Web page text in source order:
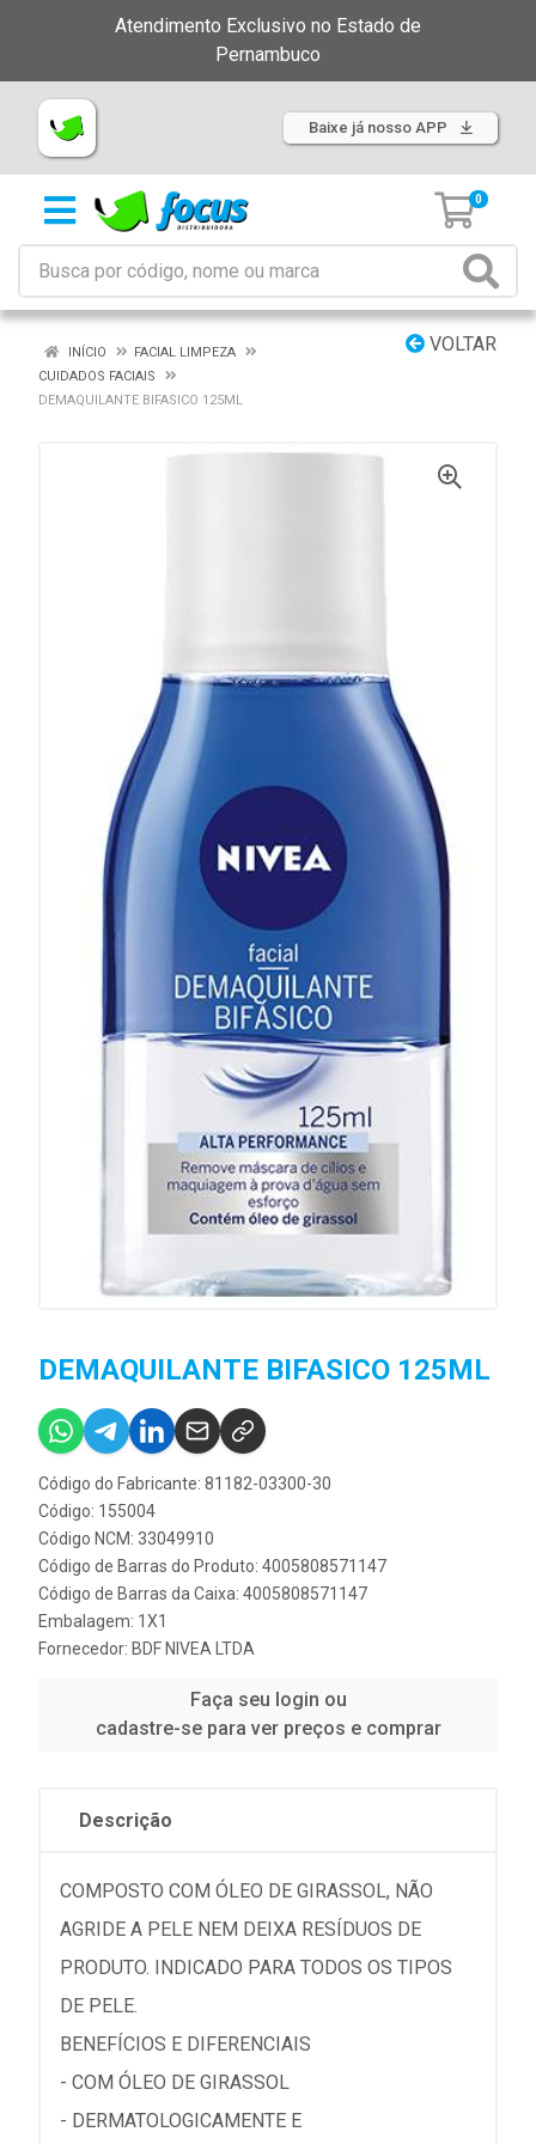
Atendimento Exclusivo no Estado de
Pernambuco
Baixe já nosso APP
0
VOLTAR
INÍCIO
FACIAL LIMPEZA
CUIDADOS FACIAIS
DEMAQUILANTE BIFASICO 125ML
DEMAQUILANTE BIFASICO 125ML
Código do Fabricante: 81182-03300-30
Código: 155004
Código NCM: 33049910
Código de Barras do Produto: 4005808571147
Código de Barras da Caixa: 4005808571147
Embalagem: 1X1
Fornecedor: BDF NIVEA LTDA
Faça seu login ou
cadastre-se para ver preços e comprar
Descrição
COMPOSTO COM ÓLEO DE GIRASSOL, NÃO
AGRIDE A PELE NEM DEIXA RESÍDUOS DE
PRODUTO. INDICADO PARA TODOS OS TIPOS
DE PELE.
BENEFÍCIOS E DIFERENCIAIS
- COM ÓLEO DE GIRASSOL
- DERMATOLOGICAMENTE E